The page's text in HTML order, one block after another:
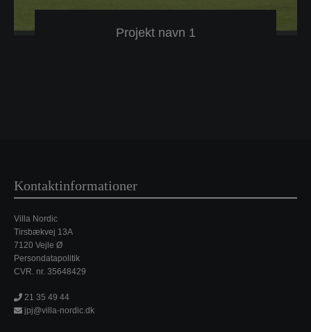
Projekt navn 1
Kontaktinformationer
Villa Nordic
Tirsbækvej 13A
7120 Vejle Ø
Persondatapolitik
CVR. nr. 35648429
21 35 49 44
jpj@villa-nordic.dk